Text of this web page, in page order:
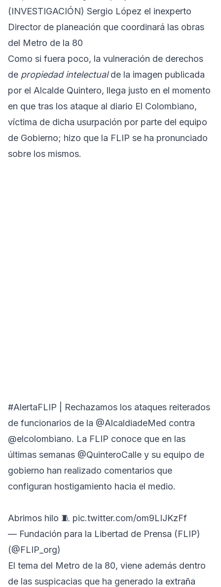
(INVESTIGACIÓN) Sergio López el inexperto
Director de planeación que coordinará las obras
del Metro de la 80
Como si fuera poco, la vulneración de derechos
de propiedad intelectualde la imagen publicada
por el Alcalde Quintero, llega justo en el momento
en que tras los ataque al diario El Colombiano,
víctima de dicha usurpación por parte del equipo
de Gobierno; hizo que la FLIP se ha pronunciado
sobre los mismos.
#AlertaFLIP | Rechazamos los ataques reiterados
de funcionarios de la @AlcaldiadeMed contra
@elcolombiano. La FLIP conoce que en las
últimas semanas @QuinteroCalle y su equipo de
gobierno han realizado comentarios que
configuran hostigamiento hacia el medio.
Abrimos hilo 🧵 pic.twitter.com/om9LIJKzFf
— Fundación para la Libertad de Prensa (FLIP)
(@FLIP_org)
El tema del Metro de la 80, viene además dentro
de las suspicacias que ha generado la extraña